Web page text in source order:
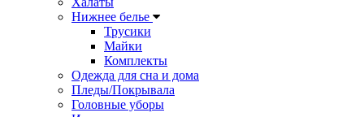
Нижнее белье
Трусики
Майки
Комплекты
Одежда для сна и дома
Пледы/Покрывала
Головные уборы